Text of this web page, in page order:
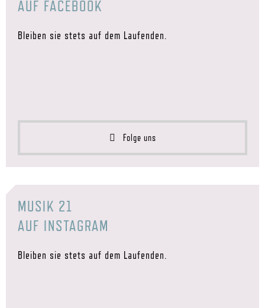
AUF FACEBOOK
Bleiben sie stets auf dem Laufenden.
Folge uns
MUSIK 21
AUF INSTAGRAM
Bleiben sie stets auf dem Laufenden.